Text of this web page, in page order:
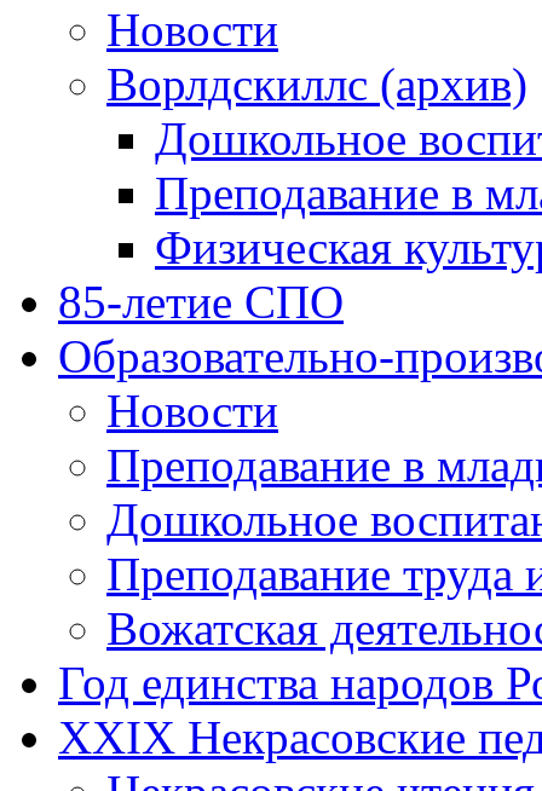
Новости
Ворлдскиллс (архив)
Дошкольное
Преподавание в
Физическая
85-летие СПО
Образовательно-
Новости
Преподавание в
Дошкольное
Преподавание труда
Вожатская
Год единства народов
XXIX Некрасовские